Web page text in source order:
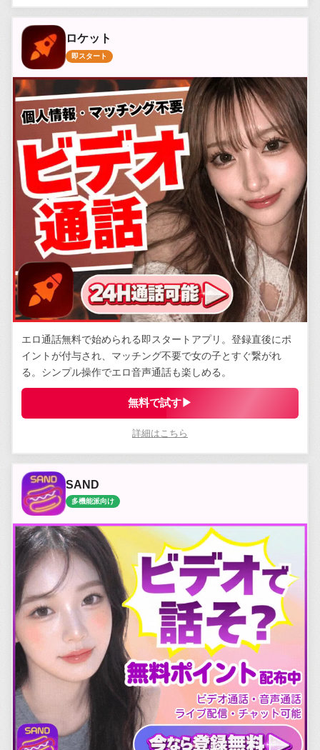
ロケット
即スタート
エロ通話無料で始められる即スタートアプリ。登録直後にポ
イントが付与され、マッチング不要で女の子とすぐ繋がれ
る。シンプル操作でエロ音声通話も楽しめる。
無料で試す▶
詳細はこちら
SAND
多機能派向け